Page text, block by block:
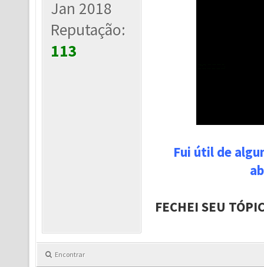
Jan 2018
Reputação:
113
Fui útil de
FECHEI SEU
Encontrar